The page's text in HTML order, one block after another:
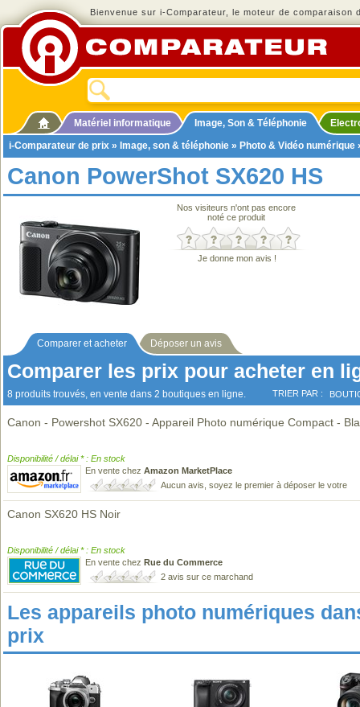
Bienvenue sur i-Comparateur, le moteur de comparaison
Matériel informatique Image, Son & Téléphonie
i-Comparateur de prix » Image, son & téléphonie » Photo & Vidéo numérique
Canon PowerShot SX620 HS
Nos visiteurs n'ont pas encore
noté ce produit
Je donne mon avis !
Comparer et acheter Déposer un avis
Comparer les prix pour acheter en
8 produits trouvés, en vente dans 2 boutiques en ligne. TRIER PAR :
Canon - Powershot SX620 - Appareil Photo numérique Compact -
Disponibilité / délai * : En stock
En vente chez Amazon MarketPlace
Aucun avis, soyez le premier à déposer le votre
Canon SX620 HS Noir
Disponibilité / délai * : En stock
En vente chez Rue du Commerce
2 avis sur ce marchand
Les appareils photo numériques
prix